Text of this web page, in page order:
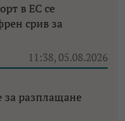
в ЕС се
срив за
11:38, 05.08.2026
за разплащане